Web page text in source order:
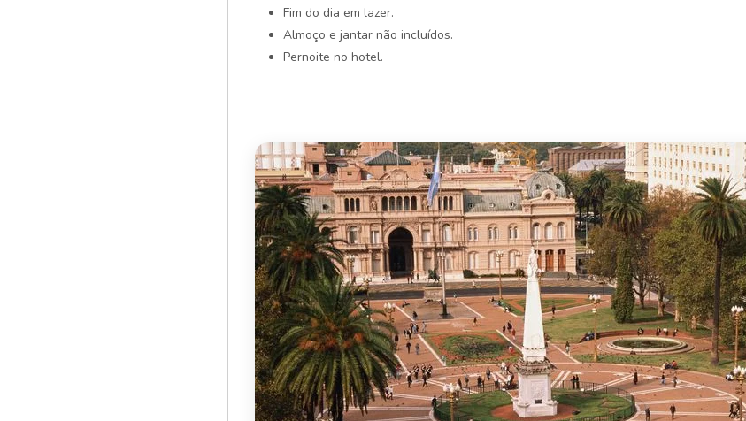
Fim do dia em lazer.
Almoço e jantar não incluídos.
Pernoite no hotel.